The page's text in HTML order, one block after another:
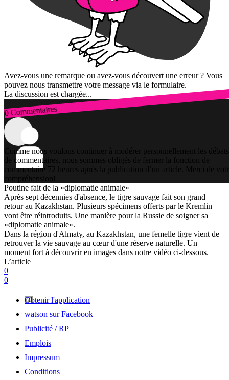
Avez-vous une remarque ou avez-vous découvert une erreur ? Vous
pouvez nous transmettre votre message via le formulaire.
La discussion est chargée...
0 Commentaires
Connexion
Comme nous voulons continuer à modérer personnellement les débats
de commentaires, nous sommes obligés de fermer la fonction de
commentaire 72 heures après la publication d’un article. Merci de
compréhension!
Poutine fait de la «diplomatie animale»
Après sept décennies d'absence, le tigre sauvage fait son grand
retour au Kazakhstan. Plusieurs spécimens offerts par le Kremlin
vont être réintroduits. Une manière pour la Russie de soigner sa
«diplomatie animale».
Dans la région d'Almaty, au Kazakhstan, une femelle tigre vient de
retrouver la vie sauvage au cœur d'une réserve naturelle. Un
moment fort à découvrir en images dans notre vidéo ci-dessous.
L’article
0
0
Obtenir l'application
watson sur Facebook
Publicité / RP
Emplois
Impressum
Conditions